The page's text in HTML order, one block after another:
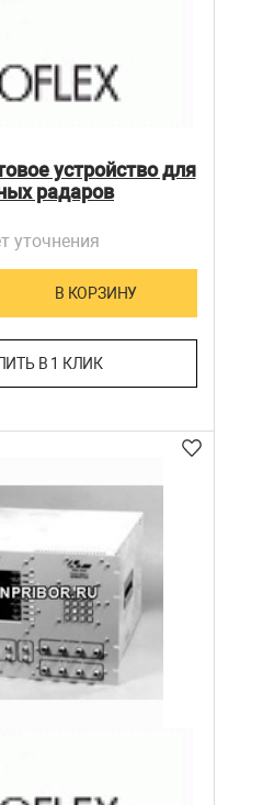
устройство для
радаров
уточнения
В КОРЗИНУ
В 1 КЛИК